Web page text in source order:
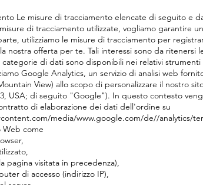
Le misure di tracciamento elencate di seguito e
di tracciamento utilizzate, vogliamo garantire
utilizziamo le misure di tracciamento per
nostra offerta per te. Tali interessi sono da
di dati sono disponibili nei relativi strumenti
Google Analytics, un servizio di analisi web
View) allo scopo di personalizzare il nostro
USA; di seguito "Google"). In questo contesto
di elaborazione dei dati dell'ordine su
media/www.google.com/de//analytics/
Web come
pagina visitata in precedenza),
di accesso (indirizzo IP),